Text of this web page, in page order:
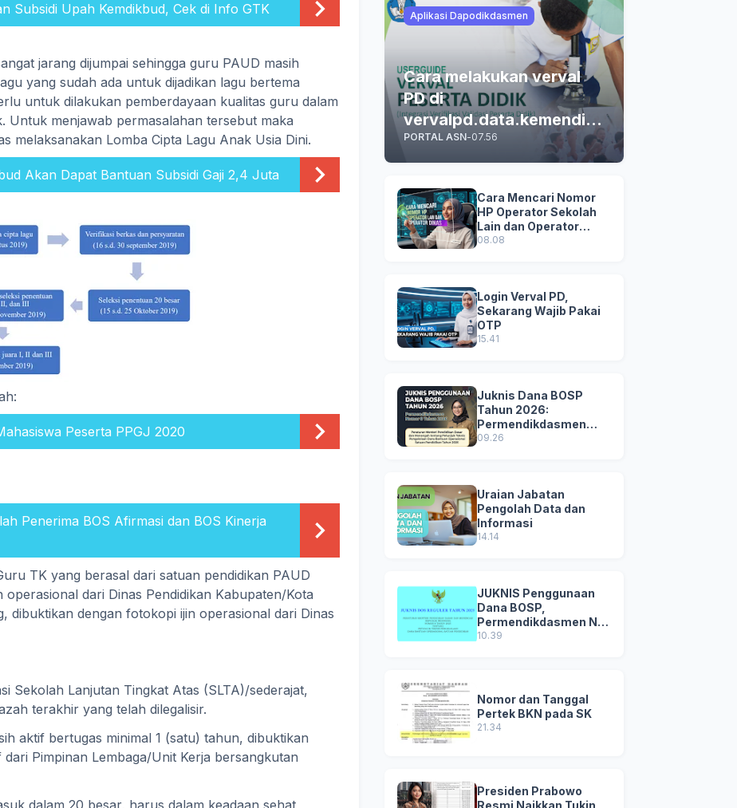
Subsidi Upah Kemdikbud, Cek di Info GTK
jarang dijumpai sehingga guru PAUD masih
yang sudah ada untuk dijadikan lagu bertema
untuk dilakukan pemberdayaan kualitas guru dalam
Untuk menjawab permasalahan tersebut maka
melaksanakan Lomba Cipta Lagu Anak Usia Dini.
Akan Dapat Bantuan Subsidi Gaji 2,4 Juta
Peserta PPGJ 2020
Penerima BOS Afirmasi dan BOS Kinerja
TK yang berasal dari satuan pendidikan PAUD
dari Dinas Pendidikan Kabupaten/Kota
dibuktikan dengan fotokopi ijin operasional dari Dinas
Sekolah Lanjutan Tingkat Atas (SLTA)/sederajat,
terakhir yang telah dilegalisir.
aktif bertugas minimal 1 (satu) tahun, dibuktikan
Pimpinan Lembaga/Unit Kerja bersangkutan
dalam 20 besar, harus dalam keadaan sehat
Aplikasi Dapodikdasmen
Cara melakukan verval
PD di
vervalpd.data.kemendikd
asmen.go.id
PORTAL ASN-07.56
Cara Mencari Nomor
HP Operator Sekolah
Lain dan Operator
Dinas di SDM Data
08.08
Login Verval PD,
Sekarang Wajib Pakai
OTP
15.41
Juknis Dana BOSP
Tahun 2026:
Permendikdasmen
Nomor 8 Tahun 2026
09.26
Uraian Jabatan
Pengolah Data dan
Informasi
14.14
JUKNIS Penggunaan
Dana BOSP,
Permendikdasmen No
8 Tahun 2025
10.39
Nomor dan Tanggal
Pertek BKN pada SK
21.34
Presiden Prabowo
Resmi Naikkan Tukin